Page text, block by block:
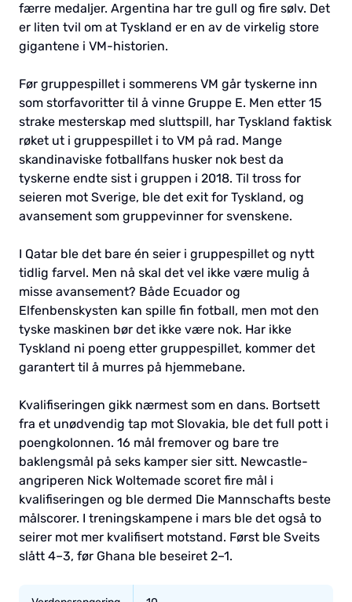
færre medaljer. Argentina har tre gull og fire sølv. Det
er liten tvil om at Tyskland er en av de virkelig store
gigantene i VM-historien.
Før gruppespillet i sommerens VM går tyskerne inn
som storfavoritter til å vinne Gruppe E. Men etter 15
strake mesterskap med sluttspill, har Tyskland faktisk
røket ut i gruppespillet i to VM på rad. Mange
skandinaviske fotballfans husker nok best da
tyskerne endte sist i gruppen i 2018. Til tross for
seieren mot Sverige, ble det exit for Tyskland, og
avansement som gruppevinner for svenskene.
I Qatar ble det bare én seier i gruppespillet og nytt
tidlig farvel. Men nå skal det vel ikke være mulig å
misse avansement? Både Ecuador og
Elfenbenskysten kan spille fin fotball, men mot den
tyske maskinen bør det ikke være nok. Har ikke
Tyskland ni poeng etter gruppespillet, kommer det
garantert til å murres på hjemmebane.
Kvalifiseringen gikk nærmest som en dans. Bortsett
fra et unødvendig tap mot Slovakia, ble det full pott i
poengkolonnen. 16 mål fremover og bare tre
baklengsmål på seks kamper sier sitt. Newcastle-
angriperen Nick Woltemade scoret fire mål i
kvalifiseringen og ble dermed Die Mannschafts beste
målscorer. I treningskampene i mars ble det også to
seirer mot mer kvalifisert motstand. Først ble Sveits
slått 4–3, før Ghana ble beseiret 2–1.